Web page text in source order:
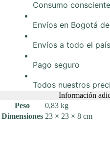
caña
uds.
cantidad
Consumo consciente
Envíos en Bogotá
Envíos a todo el
Pago seguro
Todos nuestros
Información
Peso
0,83 kg
Dimensiones 23 × 23 × 8 cm